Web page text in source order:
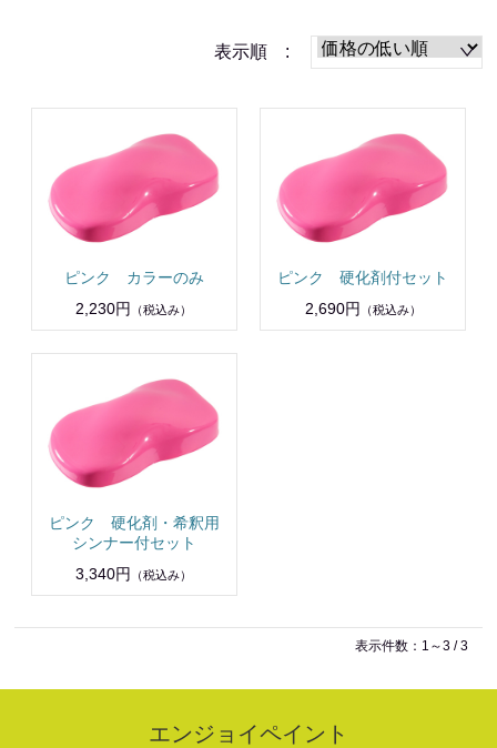
表示順 :
ピンク カラーのみ
2,230円
（税込み）
ピンク 硬化剤付セット
2,690円
（税込み）
ピンク 硬化剤・希釈用
シンナー付セット
3,340円
（税込み）
表示件数：1～3 / 3
エンジョイペイント